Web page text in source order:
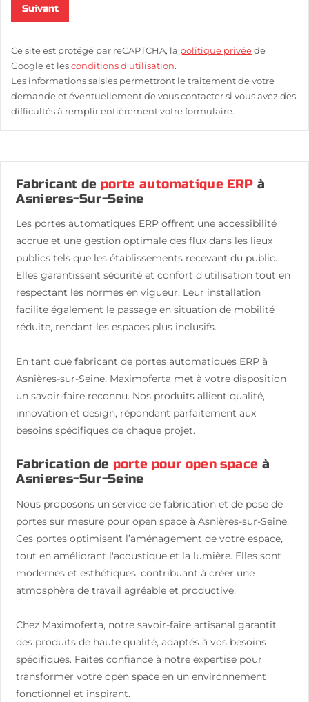
Suivant
Ce site est protégé par reCAPTCHA, lapolitique privéede
Google et lesconditions d'utilisation.
Les informations saisies permettront le traitement de votre
demande et éventuellement de vous contacter si vous avez des
difficultés à remplir entièrement votre formulaire.
Fabricant de porte automatique ERP à
Asnieres-Sur-Seine
Les portes automatiques ERP offrent une accessibilité
accrue et une gestion optimale des flux dans les lieux
publics tels que les établissements recevant du public.
Elles garantissent sécurité et confort d'utilisation tout en
respectant les normes en vigueur. Leur installation
facilite également le passage en situation de mobilité
réduite, rendant les espaces plus inclusifs.
En tant que fabricant de portes automatiques ERP à
Asnières-sur-Seine, Maximoferta met à votre disposition
un savoir-faire reconnu. Nos produits allient qualité,
innovation et design, répondant parfaitement aux
besoins spécifiques de chaque projet.
Fabrication de porte pour open space à
Asnieres-Sur-Seine
Nous proposons un service de fabrication et de pose de
portes sur mesure pour open space à Asnières-sur-Seine.
Ces portes optimisent l’aménagement de votre espace,
tout en améliorant l'acoustique et la lumière. Elles sont
modernes et esthétiques, contribuant à créer une
atmosphère de travail agréable et productive.
Chez Maximoferta, notre savoir-faire artisanal garantit
des produits de haute qualité, adaptés à vos besoins
spécifiques. Faites confiance à notre expertise pour
transformer votre open space en un environnement
fonctionnel et inspirant.